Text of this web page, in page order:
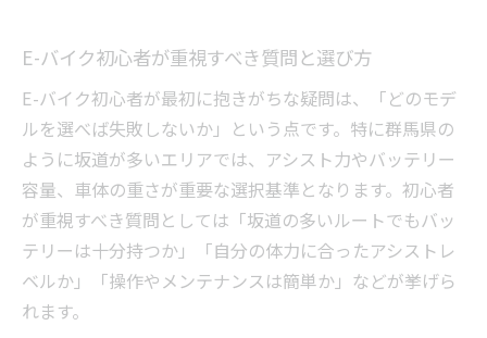
E-バイク初心者が重視すべき質問と選び方
E-バイク初心者が最初に抱きがちな疑問は、「どのモデ
ルを選べば失敗しないか」という点です。特に群馬県の
ように坂道が多いエリアでは、アシスト力やバッテリー
容量、車体の重さが重要な選択基準となります。初心者
が重視すべき質問としては「坂道の多いルートでもバッ
テリーは十分持つか」「自分の体力に合ったアシストレ
ベルか」「操作やメンテナンスは簡単か」などが挙げら
れます。